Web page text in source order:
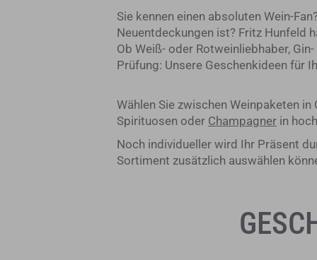
Sie kennen einen absoluten Wein-
Neuentdeckungen ist? Fritz Hunfeld
Ob Weiß- oder Rotweinliebhaber,
Prüfung: Unsere Geschenkideen für
Wählen Sie zwischen Weinpaketen
Spirituosen oder Champagner in
Noch individueller wird Ihr Präsent
Sortiment zusätzlich auswählen